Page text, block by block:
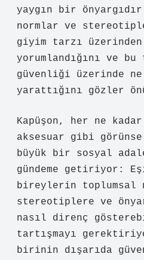
yaygın bir
normlar ve
giyim tarzı
yorumlandığını ve
güvenliği üzerinde
yarattığını gözler
Kapüşon, her ne
aksesuar gibi
büyük bir sosyal
gündeme getiriyor:
bireylerin toplumsal
stereotiplere ve
nasıl direnç
tartışmayı
birinin dışarıda